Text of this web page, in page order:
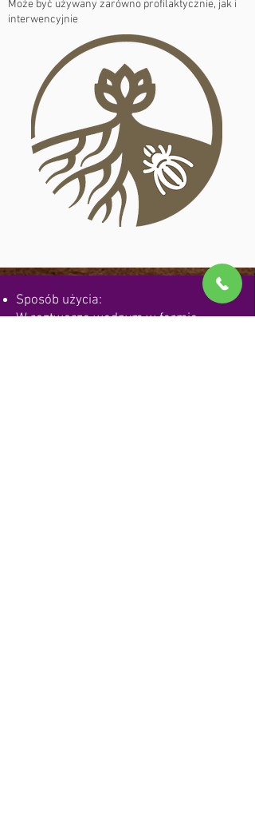
Może być używany zarówno profilaktycznie, jak i
interwencyjnie
Sposób użycia:
W roztworze wodnym w formie